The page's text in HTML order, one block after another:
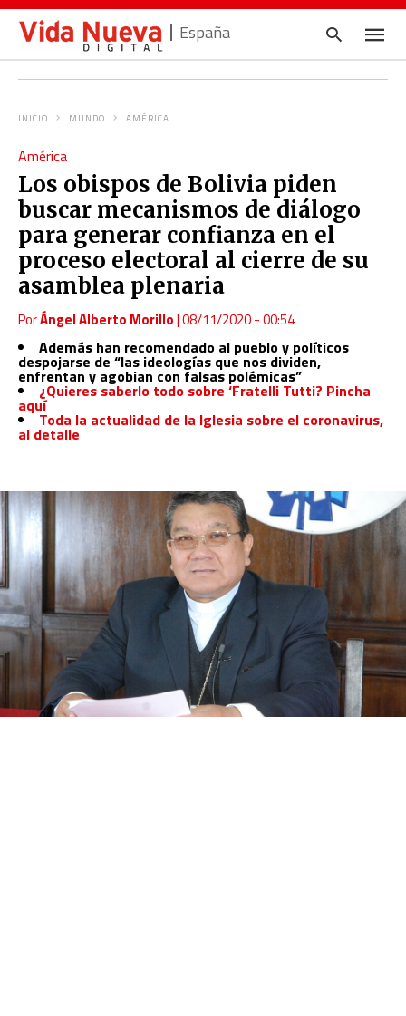
España
INICIO MUNDO AMÉRICA
América
Los obispos de Bolivia piden
buscar mecanismos de diálogo
para generar confianza en el
proceso electoral al cierre de su
asamblea plenaria
PorÁngel Alberto Morillo|08/11/2020 - 00:54
Además han recomendado al pueblo y políticos
despojarse de “las ideologías que nos dividen,
enfrentan y agobian con falsas polémicas”
¿Quieres saberlo todo sobre ‘Fratelli Tutti? Pincha
aquí
Toda la actualidad de la Iglesia sobre el coronavirus,
al detalle